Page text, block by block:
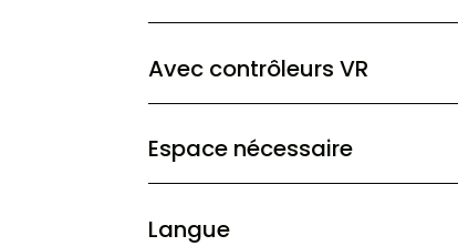
Avec contrôleurs VR
Espace nécessaire
Langue